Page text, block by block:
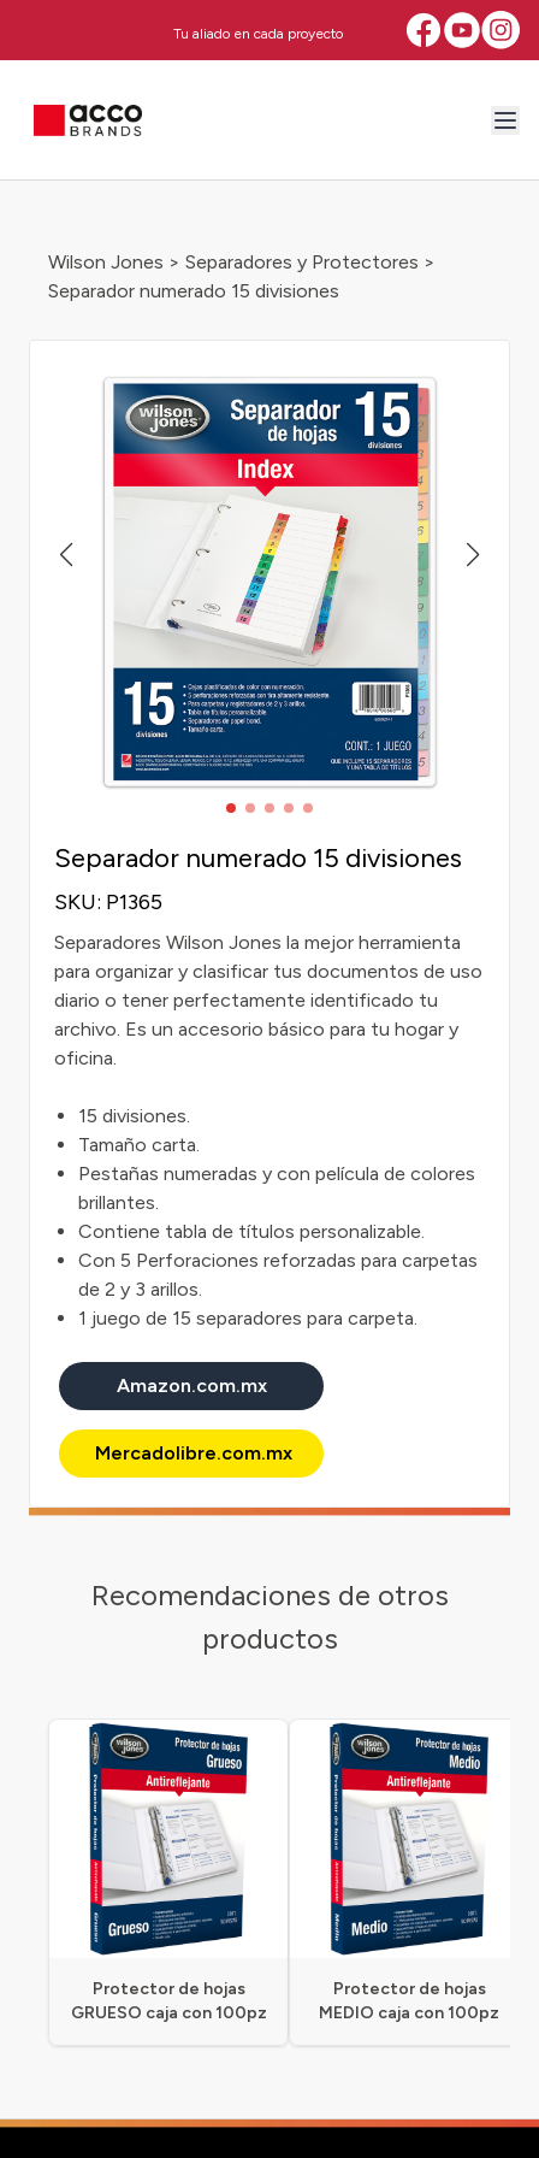
Tu aliado en cada proyecto
Wilson Jones > Separadores y Protectores >
Separador numerado 15 divisiones
Separador numerado 15 divisiones
SKU: P1365
Separadores Wilson Jones la mejor herramienta
para organizar y clasificar tus documentos de uso
diario o tener perfectamente identificado tu
archivo. Es un accesorio básico para tu hogar y
oficina.
15 divisiones.
Tamaño carta.
Pestañas numeradas y con película de colores
brillantes.
Contiene tabla de títulos personalizable.
Con 5 Perforaciones reforzadas para carpetas
de 2 y 3 arillos.
1 juego de 15 separadores para carpeta.
Amazon.com.mx
Mercadolibre.com.mx
Recomendaciones de otros
productos
Protector de hojas
GRUESO caja con 100pz
Protector de hojas
MEDIO caja con 100pz